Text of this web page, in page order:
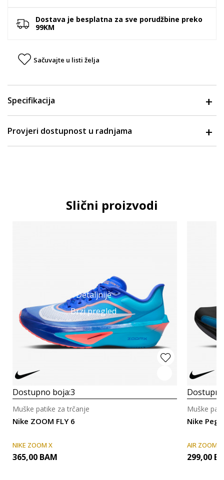
Dostava je besplatna za sve porudžbine preko
99KM
Sačuvajte u listi želja
Specifikacija
Provjeri dostupnost u radnjama
Slični proizvodi
Detaljnije
Brzi pregled
Dostupno boja:3
Nike ZOOM FLY 6
Muške patike za trčanje
NIKE ZOOM X
365,00 BAM
Nike
Muške
AIR ZOOM
299,00